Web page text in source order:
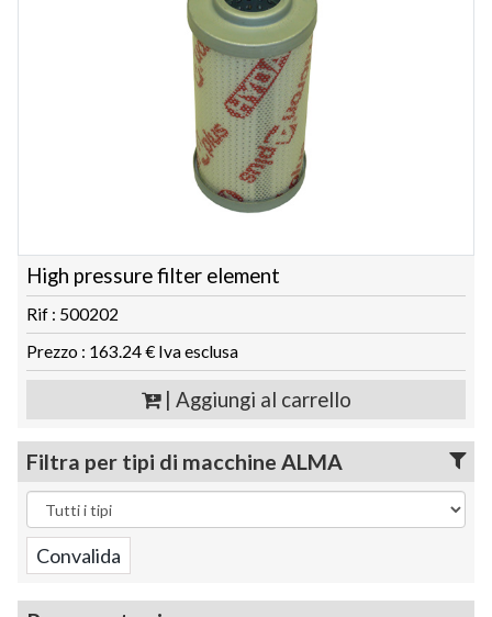
High pressure filter element
Rif : 500202
Prezzo : 163.24 € Iva esclusa
| Aggiungi al carrello
Filtra per tipi di macchine ALMA